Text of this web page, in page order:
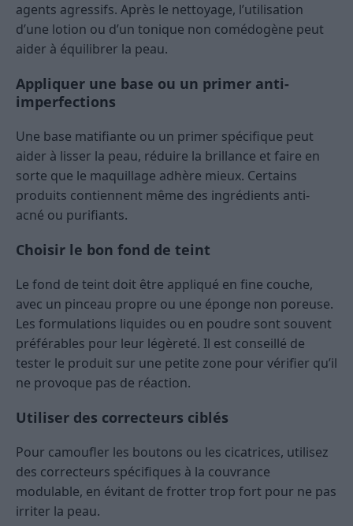
agents agressifs. Après le nettoyage, l’utilisation
d’une lotion ou d’un tonique non comédogène peut
aider à équilibrer la peau.
Appliquer une base ou un primer anti-
imperfections
Une base matifiante ou un primer spécifique peut
aider à lisser la peau, réduire la brillance et faire en
sorte que le maquillage adhère mieux. Certains
produits contiennent même des ingrédients anti-
acné ou purifiants.
Choisir le bon fond de teint
Le fond de teint doit être appliqué en fine couche,
avec un pinceau propre ou une éponge non poreuse.
Les formulations liquides ou en poudre sont souvent
préférables pour leur légèreté. Il est conseillé de
tester le produit sur une petite zone pour vérifier qu’il
ne provoque pas de réaction.
Utiliser des correcteurs ciblés
Pour camoufler les boutons ou les cicatrices, utilisez
des correcteurs spécifiques à la couvrance
modulable, en évitant de frotter trop fort pour ne pas
irriter la peau.